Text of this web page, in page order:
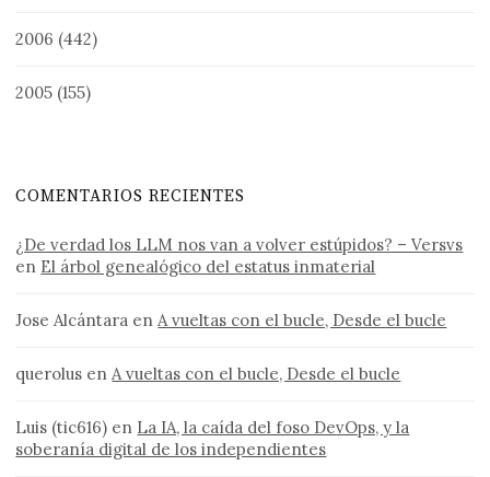
2006 (442)
2005 (155)
COMENTARIOS RECIENTES
¿De verdad los LLM nos van a volver estúpidos? – Versvs
en El árbol genealógico del estatus inmaterial
Jose Alcántara en A vueltas con el bucle, Desde el bucle
querolus en A vueltas con el bucle, Desde el bucle
Luis (tic616) en La IA, la caída del foso DevOps, y la
soberanía digital de los independientes